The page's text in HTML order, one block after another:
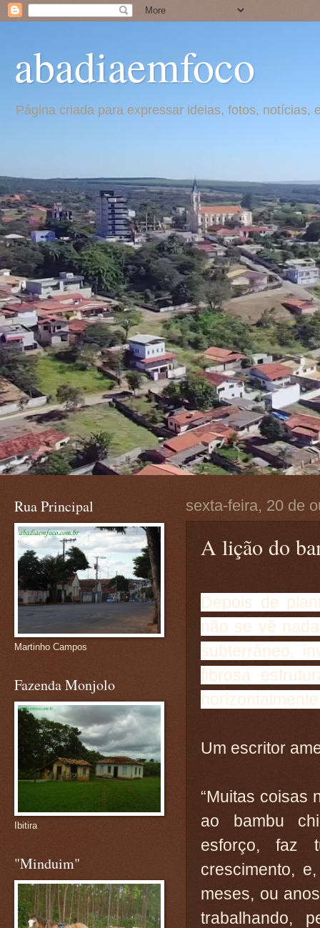
abadiaemfoco
Página criada para expressar ideias, fotos,
sexta-feira, 20 de
A lição do
Depois de
não se vê
subterrâneo,
fibrosa
Um escritor
“Muitas coisas
ao bambu
esforço, faz
crescimento,
meses, ou
trabalhando,
Rua Principal
Martinho Campos
Fazenda Monjolo
Ibitira
"Minduim"